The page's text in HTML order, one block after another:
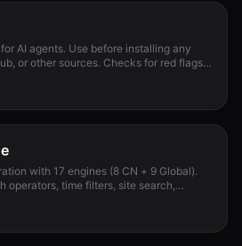
AI agents. Use before installing any
or other sources. Checks for red flags,
with 17 engines (8 CN + 9 Global).
operators, time filters, site search,